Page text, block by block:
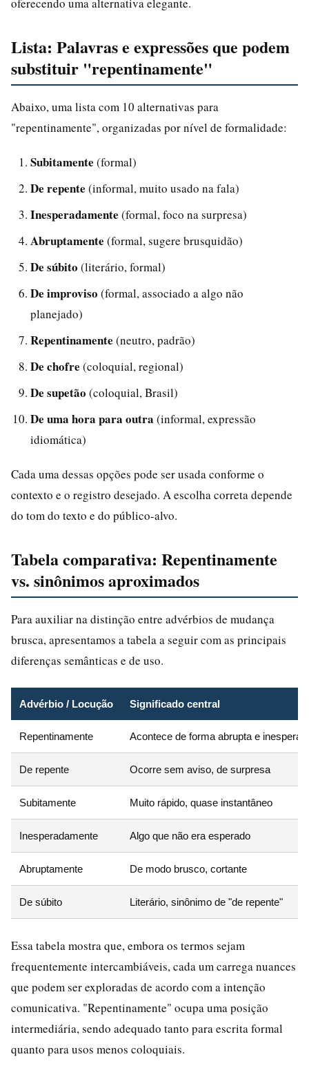
Lista: Palavras e expressões que podem
substituir "repentinamente"
Abaixo, uma lista com 10 alternativas para
"repentinamente", organizadas por nível de formalidade:
Subitamente (formal)
De repente (informal, muito usado na fala)
Inesperadamente (formal, foco na surpresa)
Abruptamente (formal, sugere brusquidão)
De súbito (literário, formal)
De improviso (formal, associado a algo não
planejado)
Repentinamente (neutro, padrão)
De chofre (coloquial, regional)
De supetão (coloquial, Brasil)
De uma hora para outra (informal, expressão
idiomática)
Cada uma dessas opções pode ser usada conforme o
contexto e o registro desejado. A escolha correta depende
do tom do texto e do público-alvo.
Tabela comparativa: Repentinamente
vs. sinônimos aproximados
Para auxiliar na distinção entre advérbios de mudança
brusca, apresentamos a tabela a seguir com as principais
diferenças semânticas e de uso.
Advérbio / Locução Significado central
Repentinamente Acontece de forma abrupta e
De repente Ocorre sem aviso, de surpresa
Subitamente Muito rápido, quase instantâneo
Inesperadamente Algo que não era esperado
Abruptamente De modo brusco, cortante
De súbito Literário, sinônimo de "de repente"
Essa tabela mostra que, embora os termos sejam
frequentemente intercambiáveis, cada um carrega nuances
que podem ser exploradas de acordo com a intenção
comunicativa. "Repentinamente" ocupa uma posição
intermediária, sendo adequado tanto para escrita formal
quanto para usos menos coloquiais.